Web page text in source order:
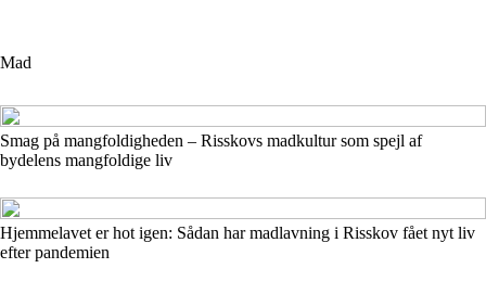
Mad
Smag på mangfoldigheden – Risskovs madkultur som spejl af
bydelens mangfoldige liv
Hjemmelavet er hot igen: Sådan har madlavning i Risskov fået nyt liv
efter pandemien